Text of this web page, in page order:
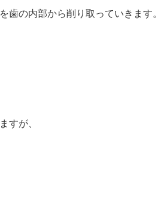
の内部から削り取っていきます。
すが、